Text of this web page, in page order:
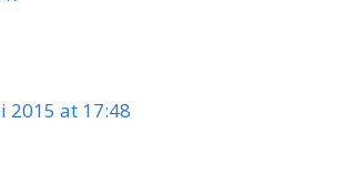
2015 at 17:48